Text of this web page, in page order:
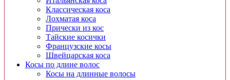
Классическая коса
Лохматая коса
Прически из кос
Тайские косички
Французские косы
Швейцарская коса
Косы по длине волос
Косы на длинные волосы